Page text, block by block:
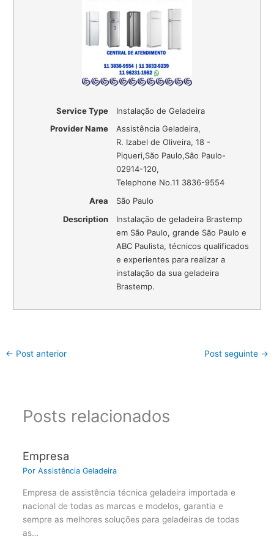
Service Type
Instalação de Geladeira
Provider Name
Assistência Geladeira,
R. Izabel de Oliveira, 18 -
Piqueri,São Paulo,São Paulo-
02914-120,
Telephone No.11 3836-9554
Area
São Paulo
Description
Instalação de geladeira Brastemp
em São Paulo, grande São Paulo e
ABC Paulista, técnicos qualificados
e experientes para realizar a
instalação da sua geladeira
Brastemp.
← Post anterior Post seguinte →
Posts relacionados
Empresa
Por Assistência Geladeira
Empresa de assistência técnica geladeira importada e
nacional de todas as marcas e modelos, garantia e
sempre as melhores soluções para geladeiras de todas
as…